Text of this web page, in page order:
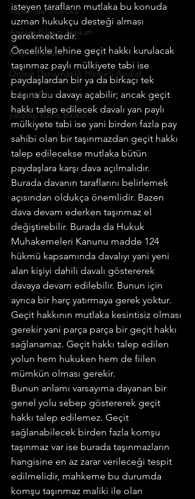
Yabancılar Hukuku
Ankara Bilişim Avukatı
Bilişim Hukuku
Online Danışmanlık Hizmeti Avukat
Ankara Bilişim
yasadışı bahis avukatı
isteyen tarafların mutlaka bu konuda
uzman hukukçu desteği alması
gerekmektedir.
Öncelikle lehine geçit hakkı kurulacak
taşınmaz paylı mülkiyete tabi ise
paydaşlardan bir ya da birkaçı tek
başına bu davayı açabilir; ancak geçit
hakkı talep edilecek davalı yan paylı
mülkiyete tabi ise yani birden fazla pay
sahibi olan bir taşınmazdan geçit hakkı
talep edilecekse mutlaka bütün
paydaşlara karşı dava açılmalıdır.
Burada davanın taraflarını belirlemek
açısından oldukça önemlidir. Bazen
dava devam ederken taşınmaz el
değiştirebilir. Burada da Hukuk
Muhakemeleri Kanunu madde 124
hükmü kapsamında davalıyı yani yeni
alan kişiyi dahili davalı göstererek
davaya devam edilebilir. Bunun için
ayrıca bir harç yatırmaya gerek yoktur.
Geçit hakkının mutlaka kesintisiz olması
gerekir yani parça parça bir geçit hakkı
sağlanamaz. Geçit hakkı talep edilen
yolun hem hukuken hem de fiilen
mümkün olması gerekir.
Bunun anlamı varsayıma dayanan bir
genel yolu sebep göstererek geçit
hakkı talep edilemez. Geçit
sağlanabilecek birden fazla komşu
taşınmaz var ise burada taşınmazların
hangisine en az zarar verileceği tespit
edilmelidir, mahkeme bu durumda
komşu taşınmaz maliki ile olan